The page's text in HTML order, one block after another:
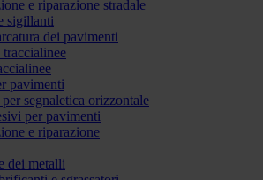
e riparazione stradale
sigillanti
dei pavimenti
pavimenti
segnaletica orizzontale
per pavimenti
e riparazione
dei metalli